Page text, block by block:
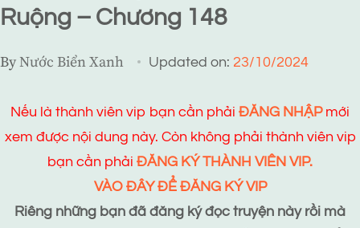
Ruộng – Chương 148
ByNước Biển Xanh Updated on: 23/10/2024
Nếu là thành viên vip bạn cần phải ĐĂNG NHẬPmới
xem được nội dung này. Còn không phải thành viên vip
bạn cần phải ĐĂNG KÝ THÀNH VIÊN VIP.
VÀO ĐÂY ĐỂ ĐĂNG KÝ VIP
Riêng những bạn đã đăng ký đọc truyện này rồi mà